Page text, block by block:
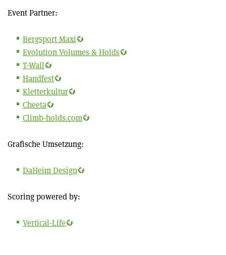
Event Partner:
Bergsport Maxi
Evolution Volumes & Holds
T-Wall
Handfest
Kletterkultur
Cheeta
Climb-holds.com
Grafische Umsetzung:
DaHeim Design
Scoring powered by:
Vertical-Life